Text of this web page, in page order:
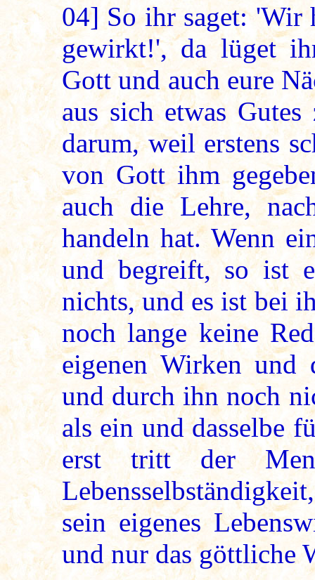
04] So ihr saget: 'Wir
gewirkt!', da lüget
Gott und auch eure
aus sich etwas
darum, weil erstens
von Gott ihm
auch die Lehre,
handeln hat. Wenn
und begreift, so ist
nichts, und es ist bei
noch lange keine
eigenen Wirken
und durch ihn noch
als ein und dasselbe
erst tritt der
sein eigenes
und nur das göttliche